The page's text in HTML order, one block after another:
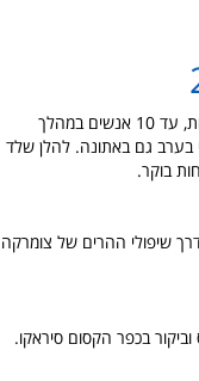
באופן חד פעמי ובשל משבר הקורונה, אתר יוון והאיים מוציא טיולי הרשמה לקבוצות קטנות, עד 10 אנשים במהלך
חמישי בערב גם באתונה. להלן שלד
בוקר.
שיפולי ההרים של צומרקה
וביקור בכפר הקסום סיראקו.